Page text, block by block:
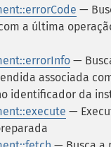
—
a última
—
associada
identificador da
—